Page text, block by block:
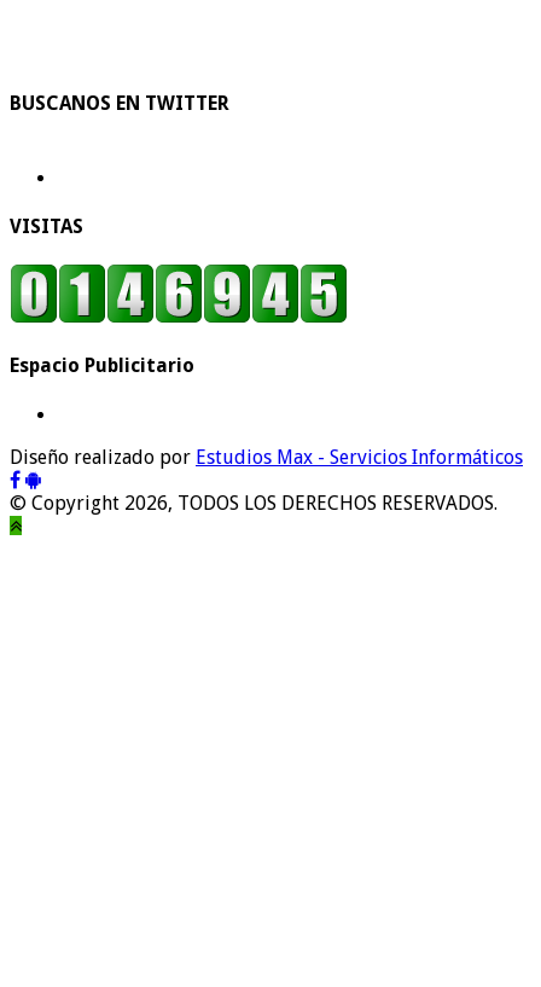
BUSCANOS EN TWITTER
VISITAS
Espacio Publicitario
Diseño realizado por Estudios Max - Servicios Informáticos
© Copyright 2026, TODOS LOS DERECHOS RESERVADOS.